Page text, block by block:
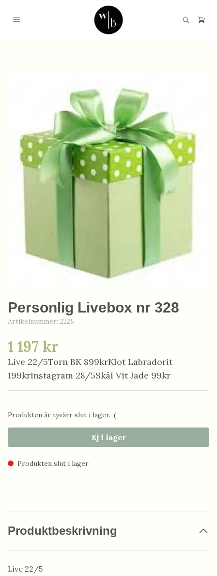
Personlig Livebox nr 328
Artikelnummer: 2225
1 197 kr
Live 22/5Torn BK 899krKlot Labradorit
199krInstagram 28/5Skål Vit Jade 99kr
Produkten är tyvärr slut i lager. :(
Ej i lager
Produkten slut i lager
Produktbeskrivning
Live 22/5